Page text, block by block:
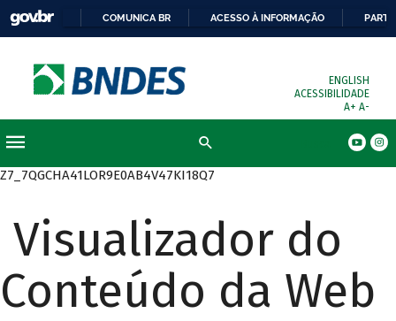
COMUNICA BR ACESSO À INFORMAÇÃO
ENGLISH
ACESSIBILIDADE
A+ A-
Z7_7QGCHA41LOR9E0AB4V47KI18Q7
Visualizador do
Conteúdo da Web